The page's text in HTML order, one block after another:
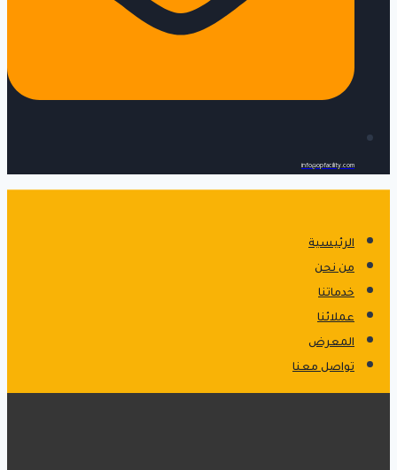
info@opfacility.com
الرئيسية
من نحن
خدماتنا
عملائنا
المعرض
تواصل معنا